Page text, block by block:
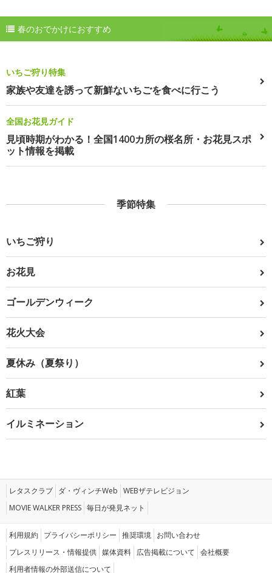
春のおでかけにおすすめ
いちご狩り特集
家族や友達を誘って新鮮ないちごを食べに行こう
全国お花見ガイド
見頃時期がわかる！全国1400カ所の桜名所・お花見スポ
ット情報を掲載
季節特集
いちご狩り
お花見
ゴールデンウィーク
花火大会
夏休み（夏祭り）
紅葉
イルミネーション
レタスクラブ ダ・ヴィンチWeb WEBザテレビジョン
MOVIE WALKER PRESS 毎日が発見ネット
利用規約 プライバシーポリシー 推奨環境 お問い合わせ
プレスリリース・情報提供 媒体資料 広告掲載について 会社概要
利用者情報の外部送信について